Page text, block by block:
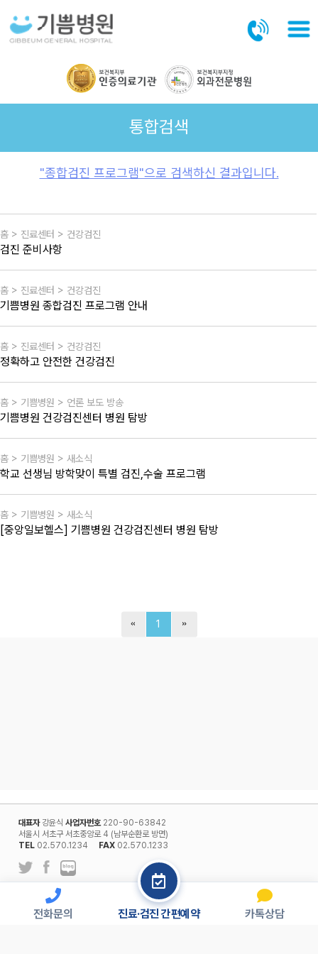
통합검색
"종합검진 프로그램"으로 검색하신 결과입니다.
홈 > 진료센터 > 건강검진
검진 준비사항
홈 > 진료센터 > 건강검진
기쁨병원 종합검진 프로그램 안내
홈 > 진료센터 > 건강검진
정확하고 안전한 건강검진
홈 > 기쁨병원 > 언론 보도 방송
기쁨병원 건강검진센터 병원 탐방
홈 > 기쁨병원 > 새소식
학교 선생님 방학맞이 특별 검진,수술 프로그램
홈 > 기쁨병원 > 새소식
[중앙일보헬스] 기쁨병원 건강검진센터 병원 탐방
1
대표자강윤식 사업자번호220-90-63842
서울시 서초구 서초중앙로 4 (남부순환로 방면)
TEL 02.570.1234 FAX 02.570.1233
개인정보보호정책
전화문의 진료·검진 간편예약 카톡상담